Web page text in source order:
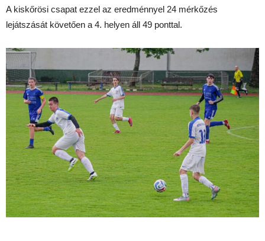
A kiskőrösi csapat ezzel az eredménnyel 24 mérkőzés
lejátszását követően a 4. helyen áll 49 ponttal.